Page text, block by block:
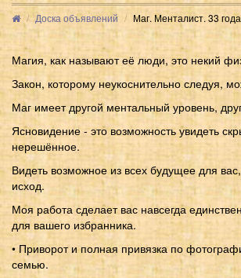
Доска объявлений
Маг. Менталист. 33
Магия, как называют её люди, это некий
Закон, которому неукоснительно следуя,
Маг имеет другой ментальный уровень,
Ясновидение - это возможность увидеть
нерешённое.
Видеть возможное из всех будущее для
исход.
Моя работа сделает вас навсегда
для вашего избранника.
• Приворот и полная привязка по
семью.